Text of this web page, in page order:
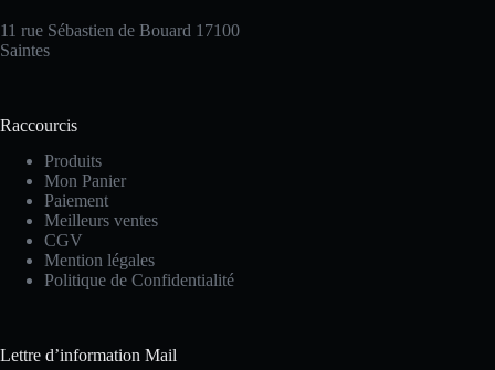
11 rue Sébastien de Bouard 17100
Saintes
Raccourcis
Produits
Mon Panier
Paiement
Meilleurs ventes
CGV
Mention légales
Politique de Confidentialité
Lettre d’information Mail